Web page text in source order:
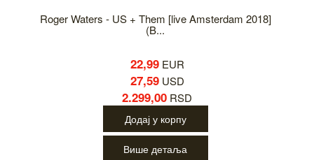
Roger Waters - US + Them [live Amsterdam 2018]
(B...
22,99EUR
27,59USD
2.299,00 RSD
Додај у корпу
Више детаља